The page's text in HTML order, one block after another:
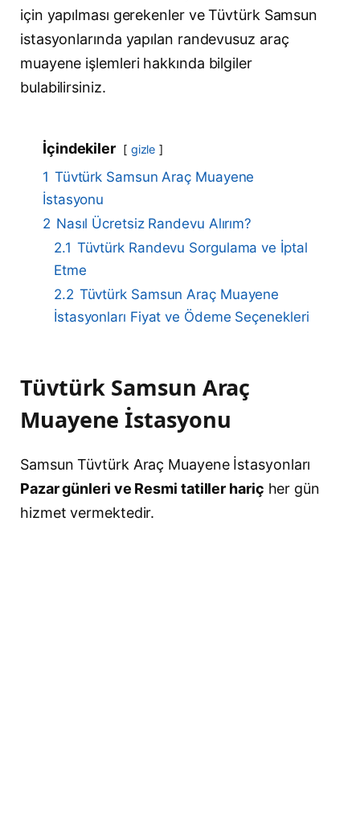
için yapılması gerekenler ve Tüvtürk Samsun
istasyonlarında yapılan randevusuz araç
muayene işlemleri hakkında bilgiler
bulabilirsiniz.
İçindekiler gizle
1 Tüvtürk Samsun Araç Muayene
İstasyonu
2 Nasıl Ücretsiz Randevu Alırım?
2.1 Tüvtürk Randevu Sorgulama ve İptal
Etme
2.2 Tüvtürk Samsun Araç Muayene
İstasyonları Fiyat ve Ödeme Seçenekleri
Tüvtürk Samsun Araç
Muayene İstasyonu
Samsun Tüvtürk Araç Muayene İstasyonları
Pazar günleri ve Resmi tatiller hariç her gün
hizmet vermektedir.